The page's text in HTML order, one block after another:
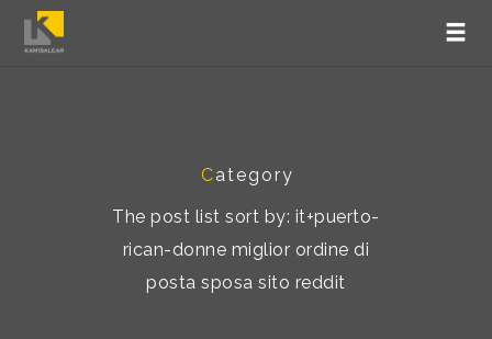
Category
The post list sort by: it+puerto-
rican-donne miglior ordine di
posta sposa sito reddit